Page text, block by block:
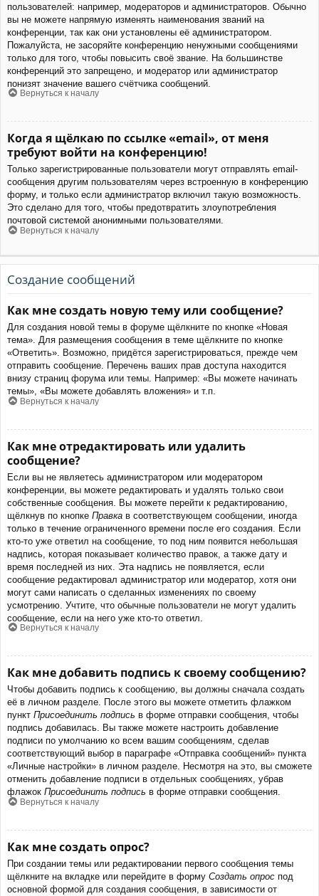
пользователей: например, модераторов и администраторов. Обычно
вы не можете напрямую изменять наименования званий на
конференции, так как они установлены её администратором.
Пожалуйста, не засоряйте конференцию ненужными сообщениями
только для того, чтобы повысить своё звание. На большинстве
конференций это запрещено, и модератор или администратор
понизят значение вашего счётчика сообщений.
Вернуться к началу
Когда я щёлкаю по ссылке «email», от меня
требуют войти на конференцию!
Только зарегистрированные пользователи могут отправлять email-
сообщения другим пользователям через встроенную в конференцию
форму, и только если администратор включил такую возможность.
Это сделано для того, чтобы предотвратить злоупотребления
почтовой системой анонимными пользователями.
Вернуться к началу
Создание сообщений
Как мне создать новую тему или сообщение?
Для создания новой темы в форуме щёлкните по кнопке «Новая
тема». Для размещения сообщения в теме щёлкните по кнопке
«Ответить». Возможно, придётся зарегистрироваться, прежде чем
отправить сообщение. Перечень ваших прав доступа находится
внизу страниц форума или темы. Например: «Вы можете начинать
темы», «Вы можете добавлять вложения» и т.п.
Вернуться к началу
Как мне отредактировать или удалить
сообщение?
Если вы не являетесь администратором или модератором
конференции, вы можете редактировать и удалять только свои
собственные сообщения. Вы можете перейти к редактированию,
щёлкнув по кнопке Правка в соответствующем сообщении, иногда
только в течение ограниченного времени после его создания. Если
кто-то уже ответил на сообщение, то под ним появится небольшая
надпись, которая показывает количество правок, а также дату и
время последней из них. Эта надпись не появляется, если
сообщение редактировал администратор или модератор, хотя они
могут сами написать о сделанных изменениях по своему
усмотрению. Учтите, что обычные пользователи не могут удалить
сообщение, если на него уже кто-то ответил.
Вернуться к началу
Как мне добавить подпись к своему сообщению?
Чтобы добавить подпись к сообщению, вы должны сначала создать
её в личном разделе. После этого вы можете отметить флажком
пункт Присоединить подпись в форме отправки сообщения, чтобы
подпись добавилась. Вы также можете настроить добавление
подписи по умолчанию ко всем вашим сообщениям, сделав
соответствующий выбор в параграфе «Отправка сообщений» пункта
«Личные настройки» в личном разделе. Несмотря на это, вы сможете
отменить добавление подписи в отдельных сообщениях, убрав
флажок Присоединить подпись в форме отправки сообщения.
Вернуться к началу
Как мне создать опрос?
При создании темы или редактировании первого сообщения темы
щёлкните на вкладке или перейдите в форму Создать опрос под
основной формой для создания сообщения, в зависимости от